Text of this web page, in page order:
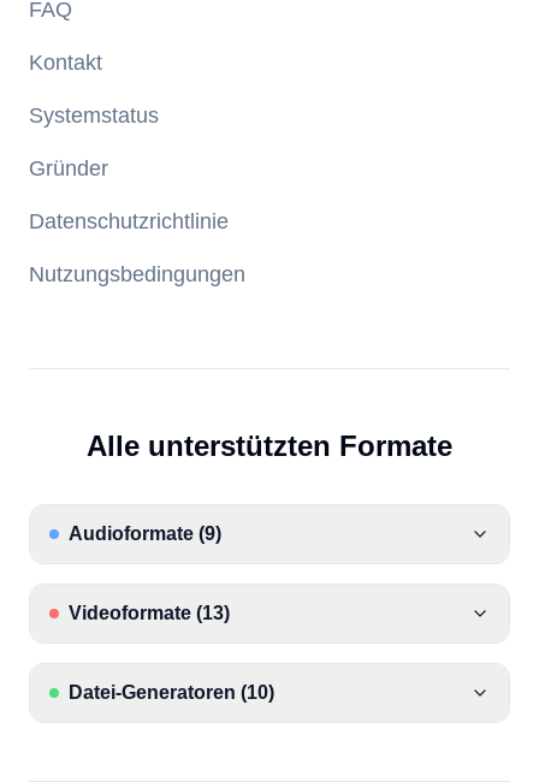
FAQ
Kontakt
Systemstatus
Gründer
Datenschutzrichtlinie
Nutzungsbedingungen
Alle unterstützten Formate
Audioformate (9)
Videoformate (13)
Datei-Generatoren (10)